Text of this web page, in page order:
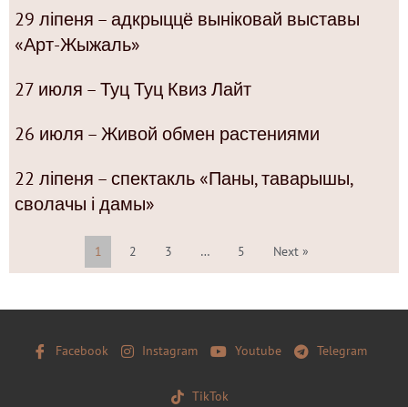
29 ліпеня – адкрыццё выніковай выставы
«Арт-Жыжаль»
27 июля – Туц Туц Квиз Лайт
26 июля – Живой обмен растениями
22 ліпеня – спектакль «Паны, таварышы,
сволачы і дамы»
1 2 3 … 5 Next »
Facebook Instagram Youtube Telegram
TikTok